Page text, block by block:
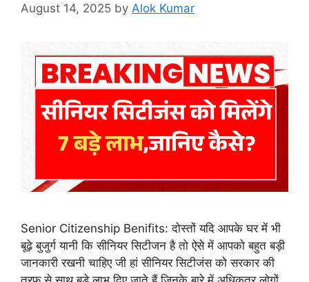
August 14, 2025 by Alok Kumar
Senior Citizenship Benifits: दोस्तों यदि आपके घर में भी
बूढ़े बुजुर्ग यानी कि सीनियर सिटीजन है तो ऐसे में आपको बहुत बड़ी
जानकारी रखनी चाहिए जी हां सीनियर सिटीजंस को सरकार की